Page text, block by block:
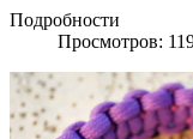
Подробности
Просмотров: